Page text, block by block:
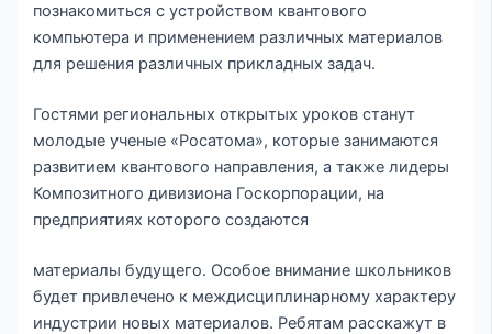
познакомиться с устройством квантового
компьютера и применением различных материалов
для решения различных прикладных задач.
Гостями региональных открытых уроков станут
молодые ученые «Росатома», которые занимаются
развитием квантового направления, а также лидеры
Композитного дивизиона Госкорпорации, на
предприятиях которого создаются
материалы будущего. Особое внимание школьников
будет привлечено к междисциплинарному характеру
индустрии новых материалов. Ребятам расскажут в